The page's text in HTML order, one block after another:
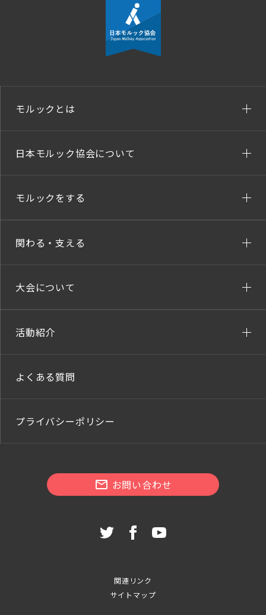
モルックとは
日本モルック協会について
モルックをする
関わる・支える
大会について
活動紹介
よくある質問
プライバシーポリシー
お問い合わせ
関連リンク
サイトマップ